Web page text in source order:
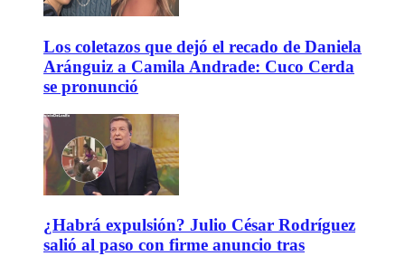
Los coletazos que dejó el recado de Daniela
Aránguiz a Camila Andrade: Cuco Cerda
se pronunció
¿Habrá expulsión? Julio César Rodríguez
salió al paso con firme anuncio tras